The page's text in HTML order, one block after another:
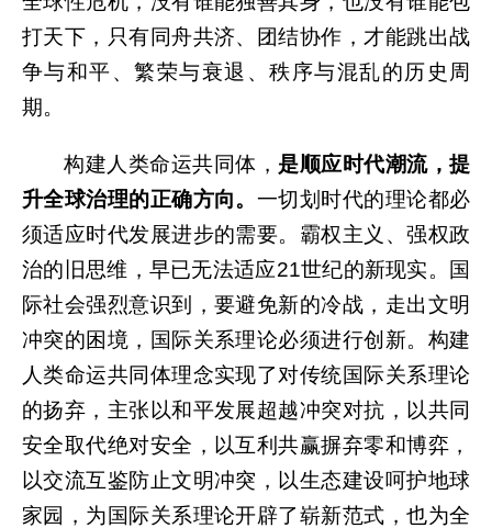
打天下，只有同舟共济、团结协作，才能跳出战
争与和平、繁荣与衰退、秩序与混乱的历史周
期。
构建人类命运共同体， 是顺应时代潮流，提
升全球治理的正确方向。 一切划时代的理论都必
须适应时代发展进步的需要。霸权主义、强权政
治的旧思维，早已无法适应21世纪的新现实。国
际社会强烈意识到，要避免新的冷战，走出文明
冲突的困境，国际关系理论必须进行创新。构建
人类命运共同体理念实现了对传统国际关系理论
的扬弃，主张以和平发展超越冲突对抗，以共同
安全取代绝对安全，以互利共赢摒弃零和博弈，
以交流互鉴防止文明冲突，以生态建设呵护地球
家园，为国际关系理论开辟了崭新范式，也为全